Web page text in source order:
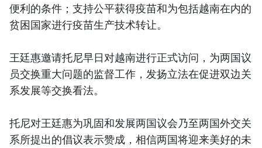
便利的条件；支持公平获得疫苗和为包括越南在内的
贫困国家进行疫苗生产技术转让。
王廷惠邀请托尼早日对越南进行正式访问，为两国议
员交换重大问题的监督工作，发扬立法在促进双边关
系发展等交换看法。
托尼对王廷惠为巩固和发展两国议会乃至两国外交关
系所提出的倡议表示赞成，相信两国将迎来美好的未